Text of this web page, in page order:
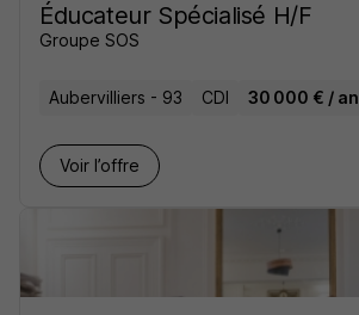
Éducateur Spécialisé H/F
Groupe SOS
Aubervilliers - 93 CDI 30 000 € / an
Voir l’offre